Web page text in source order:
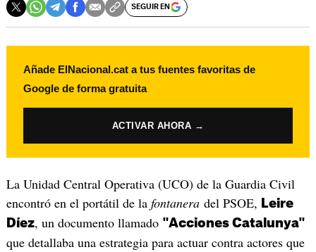
SEGUIR EN
Añade ElNacional.cat a tus fuentes favoritas de
Google de forma gratuita
ACTIVAR AHORA →
La Unidad Central Operativa (UCO) de la Guardia Civil
encontró en el portátil de la fontaneradel PSOE, Leire
Díez, un documento llamado "Acciones Catalunya"
que detallaba una estrategia para actuar contra actores que